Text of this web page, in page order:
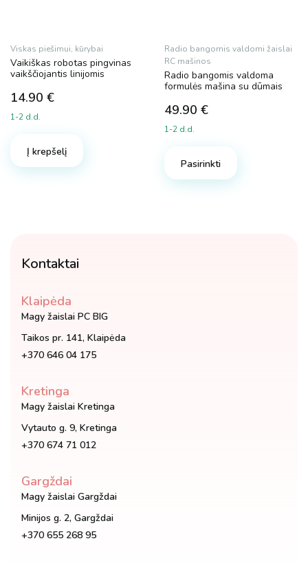
Viskas piešimui, kūrybai
Vaikiškas robotas pingvinas
vaikščiojantis linijomis
14.90 €
1-2 d.d.
Į krepšelį
Radio bangomis valdomi žaislai
RC mašinos
Radio bangomis valdoma
formulės mašina su dūmais
49.90 €
1-2 d.d.
Pasirinkti
Kontaktai
Klaipėda
Magy žaislai PC BIG
Taikos pr. 141, Klaipėda
+370 646 04 175
Kretinga
Magy žaislai Kretinga
Vytauto g. 9, Kretinga
+370 674 71 012
Gargždai
Magy žaislai Gargždai
Minijos g. 2, Gargždai
+370 655 268 95